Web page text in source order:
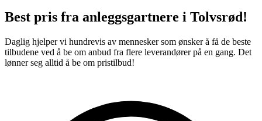
Best pris fra anleggsgartnere i Tolvsrød!
Daglig hjelper vi hundrevis av mennesker som ønsker å få de beste
tilbudene ved å be om anbud fra flere leverandører på en gang. Det
lønner seg alltid å be om pristilbud!